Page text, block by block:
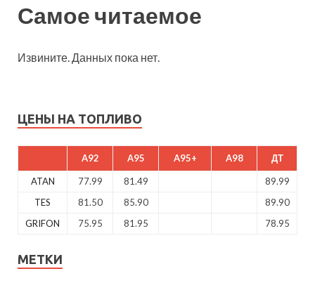
Самое читаемое
Извините. Данных пока нет.
ЦЕНЫ НА ТОПЛИВО
A92 A95 A95+ A98 ДТ
ATAN 77.99 81.49
89.99
TES
81.50 85.90
89.90
GRIFON
75.95 81.95 78.95
МЕТКИ